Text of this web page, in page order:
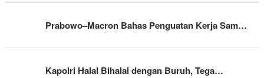
Prabowo–Macron Bahas Penguatan Kerja Sam…
Kapolri Halal Bihalal dengan Buruh, Tega…